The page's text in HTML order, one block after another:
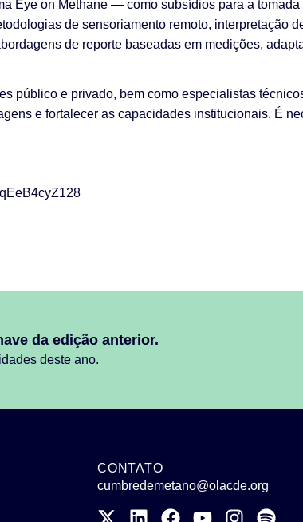
Eye on Methane — como subsídios para a
de sensoriamento remoto, interpretação
de reporte baseadas em medições,
público e privado, bem como especialistas
e fortalecer as capacidades institucionais. É
da edição anterior.
deste ano.
CONTATO
cumbredemetano@olacde.org